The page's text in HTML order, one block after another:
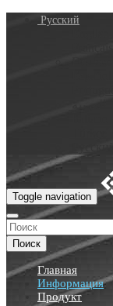
Русский
Toggle navigation
Поиск
Главная
Информация
Продукт